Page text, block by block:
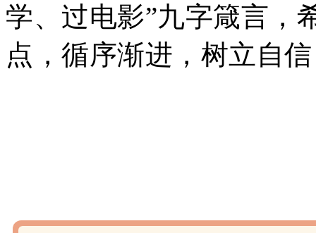
学、过电影”九字箴言，
点，循序渐进，树立自